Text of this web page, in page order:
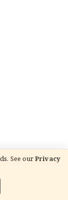
See ourPrivacy
गरुड़